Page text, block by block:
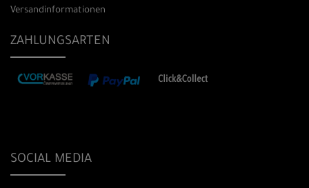
Versandinformationen
ZAHLUNGSARTEN
SOCIAL MEDIA